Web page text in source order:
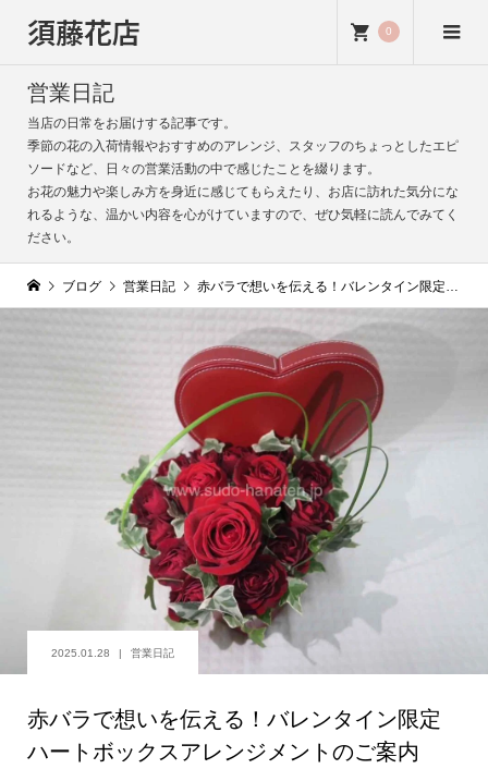
須藤花店 0
営業日記
当店の日常をお届けする記事です。
季節の花の入荷情報やおすすめのアレンジ、スタッフのちょっとしたエピ
ソードなど、日々の営業活動の中で感じたことを綴ります。
お花の魅力や楽しみ方を身近に感じてもらえたり、お店に訪れた気分にな
れるような、温かい内容を心がけていますので、ぜひ気軽に読んでみてく
ださい。
ブログ 営業日記 赤バラで想いを伝える！バレンタイン限定ハートボックスアレンジメントのご案内
2025.01.28 営業日記
赤バラで想いを伝える！バレンタイン限定
ハートボックスアレンジメントのご案内